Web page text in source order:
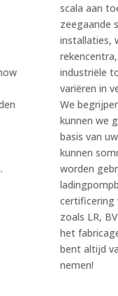
scala aan
zeegaande
installaties,
industriële
variëren in
We
kunnen we
basis van
kunnen
worden
certificering
zoals LR,
het
bent altijd
nemen!